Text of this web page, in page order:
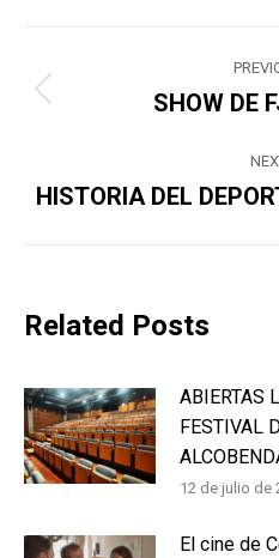
navigation
SHOW DE
HISTORIA DEL
Related Posts
ABIERTAS
FESTIVAL
12 de julio de
El cine de